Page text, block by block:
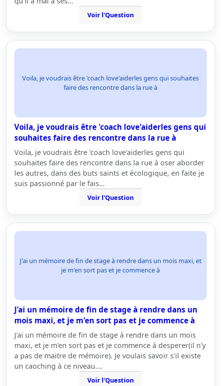
Voir l'Question
Voila, je voudrais être 'coach love'aiderles gens qui souhaites
faire des rencontre dans la rue à
Voila, je voudrais être 'coach love'aiderles gens qui
souhaites faire des rencontre dans la rue à
Voila, je voudrais être 'coach love'aiderles gens qui
souhaites faire des rencontre dans la rue à oser aborder
les autres, dans des buts saints et écologique, en faite je
suis passionné par le fais…
Voir l'Question
J'ai un mémoire de fin de stage à rendre dans un mois maxi, et
je m'en sort pas et je commence à
J'ai un mémoire de fin de stage à rendre dans un
mois maxi, et je m'en sort pas et je commence à
J'ai un mémoire de fin de stage à rendre dans un mois
maxi, et je m'en sort pas et je commence à desperer(il n'y
a pas de maitre de mémoire). Je voulais savoir s'il existe
un caoching à ce niveau.…
Voir l'Question